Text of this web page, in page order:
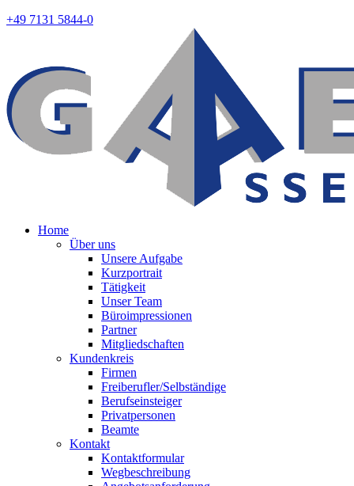
+49 7131 5844-0
Home
Über uns
Unsere Aufgabe
Kurzportrait
Tätigkeit
Unser Team
Büroimpressionen
Partner
Mitgliedschaften
Kundenkreis
Firmen
Freiberufler/Selbständige
Berufseinsteiger
Privatpersonen
Beamte
Kontakt
Kontaktformular
Wegbeschreibung